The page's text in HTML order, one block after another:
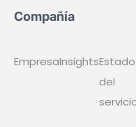
Compañía
EmpresaInsightsEstado
del